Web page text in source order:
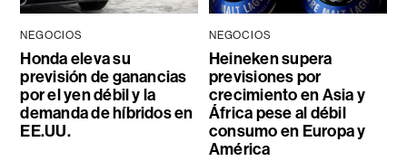
NEGOCIOS
Honda eleva su
previsión de ganancias
por el yen débil y la
demanda de híbridos en
EE.UU.
NEGOCIOS
Heineken supera
previsiones por
crecimiento en Asia y
África pese al débil
consumo en Europa y
América